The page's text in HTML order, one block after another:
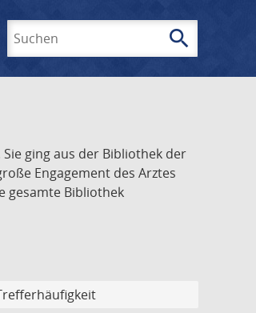
search
ging aus der Bibliothek der
Engagement des Arztes
gesamte Bibliothek